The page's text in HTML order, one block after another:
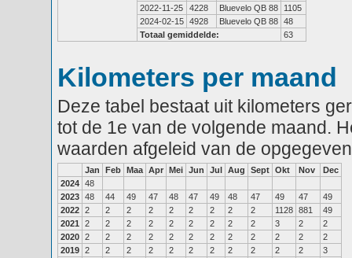
2022-11-25
4228 Bluevelo QB 88
1105
2024-02-15 4928 Bluevelo QB 88 48
Totaal gemiddelde:
63
Kilometers per maand
Deze tabel bestaat uit kilometers
tot de 1e van de volgende maand.
waarden afgeleid van de
Jan Feb Maa Apr Mei Jun Jul Aug Sept Okt Nov
Dec
2024 48
2023 48 44 49 47 48 47 49 48 47 49 47
49
2022 2 2 2 2 2 2 2 2 2 1128 881
49
2021
2 2 2 2 2 2 2 2 2 3 2
2
2020 2 2 2 2 2 2 2 2 2 2 2
2
2019 2 2 2 2 2 2 2 2 2 2 2
3